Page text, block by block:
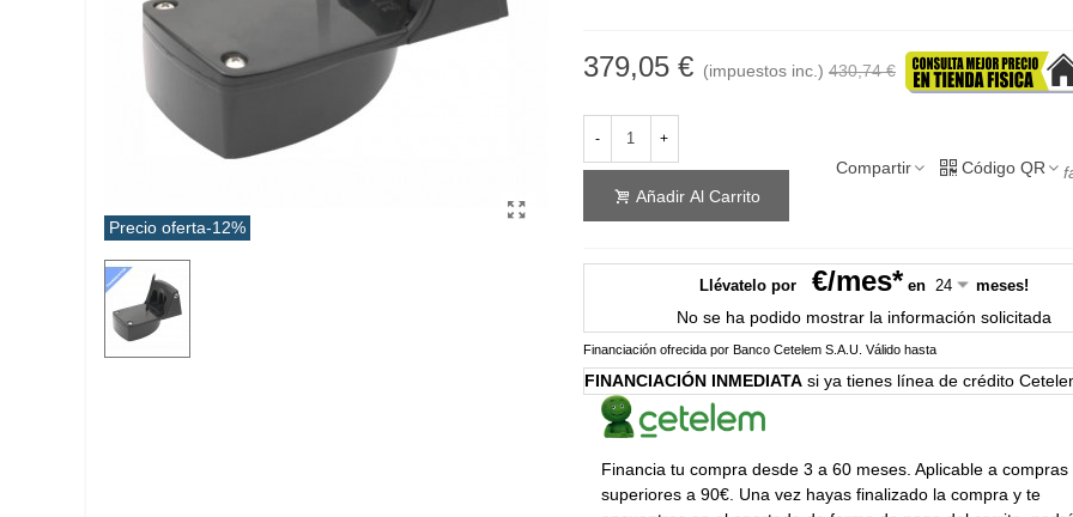
Precio oferta-12%
379,05 € (impuestos inc.) 430,74 €
- +
Añadir Al Carrito
Compartir Código QR
Llévatelo por €/mes* en meses!
No se ha podido mostrar la información solicitada
Financiación ofrecida por Banco Cetelem S.A.U. Válido hasta
FINANCIACIÓN INMEDIATAsi ya tienes línea de crédito
Financia tu compra desde 3 a 60 meses. Aplicable a compras
superiores a 90€. Una vez hayas finalizado la compra y te